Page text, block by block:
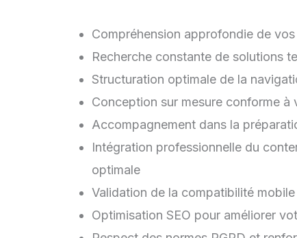
Compréhension approfondie de
Recherche constante de solutions
Structuration optimale de la
Conception sur mesure conforme à
Accompagnement dans la
Intégration professionnelle du
optimale
Validation de la compatibilité
Optimisation SEO pour améliorer